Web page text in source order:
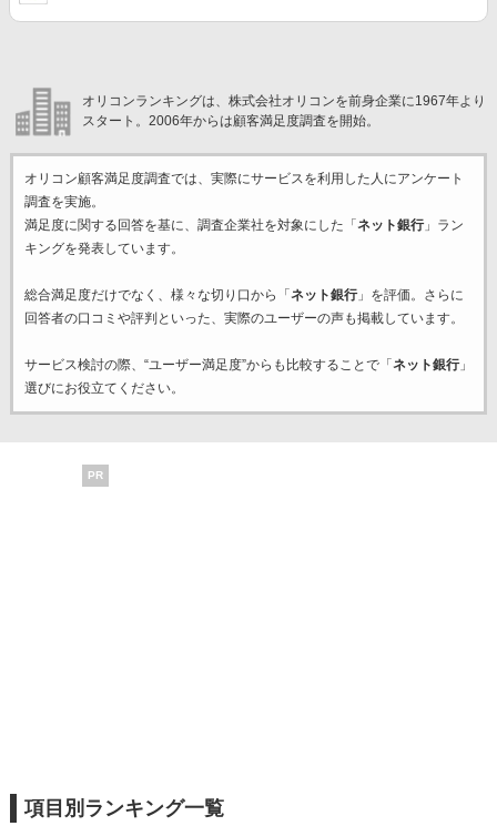
オリコンランキングは、株式会社オリコンを前身企業に1967年より
スタート。2006年からは顧客満足度調査を開始。
オリコン顧客満足度調査では、実際にサービスを利用した 人にアンケート
調査を実施。
満足度に関する回答を基に、調査企業社を対象にした「 ネット銀行」ラン
キングを発表しています。
総合満足度だけでなく、様々な切り口から「 ネット銀行」を評価。さらに
回答者の口コミや評判といった、実際のユーザーの声も掲載しています。
サービス検討の際、“ユーザー満足度”からも比較することで「 ネット銀行」
選びにお役立てください。
PR
項目別ランキング一覧